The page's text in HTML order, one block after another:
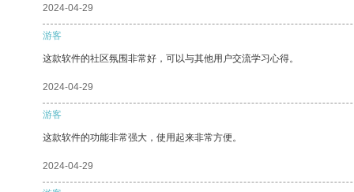
2024-04-29
游客
这款软件的社区氛围非常好，可以与其他用户交流学习心得。
2024-04-29
游客
这款软件的功能非常强大，使用起来非常方便。
2024-04-29